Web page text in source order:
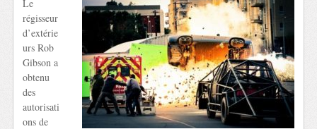
Le
régisseur
d’extérie
urs Rob
Gibson a
obtenu
des
autorisati
ons de